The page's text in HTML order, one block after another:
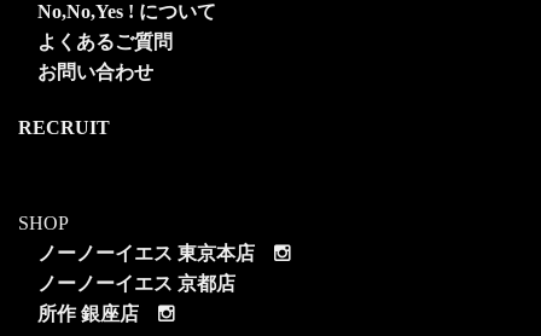
No,No,Yes ! について
よくあるご質問
お問い合わせ
RECRUIT
SHOP
ノーノーイエス 東京本店
ノーノーイエス 京都店
所作 銀座店